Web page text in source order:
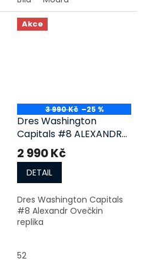
Akce
3 990 Kč –25 %
Dres Washington
Capitals #8 ALEXANDR
OVECKIN replika
2 990 Kč
DETAIL
Dres Washington Capitals
#8 Alexandr Ovečkin
replika
52